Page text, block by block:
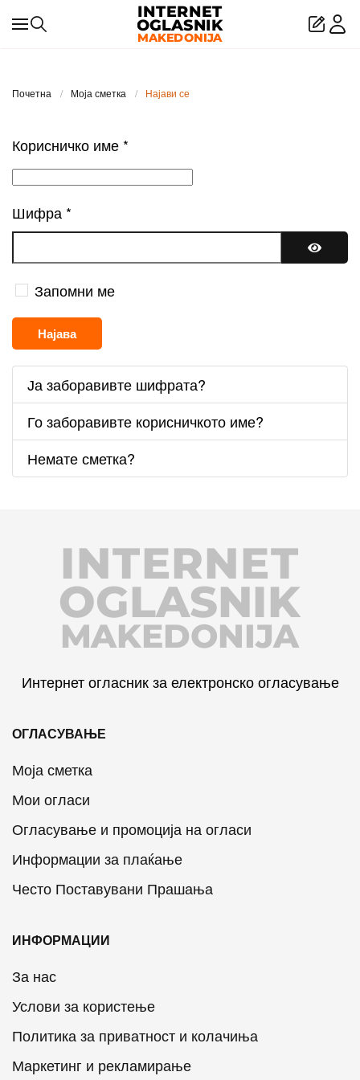
Skip to main content
Почетна Моја сметка Најави се
Корисничко име *
Шифра *
Запомни ме
Најава
Ја заборавивте шифрата?
Го заборавивте корисничкото име?
Немате сметка?
INTERNET
MAKEDONIJA
OGLASNIK
Интернет огласник за електронско огласување
ОГЛАСУВАЊЕ
Моја сметка
Мои огласи
Огласување и промоција на огласи
Информации за плаќање
Често Поставувани Прашања
ИНФОРМАЦИИ
За нас
Услови за користење
Политика за приватност и колачиња
Маркетинг и рекламирање